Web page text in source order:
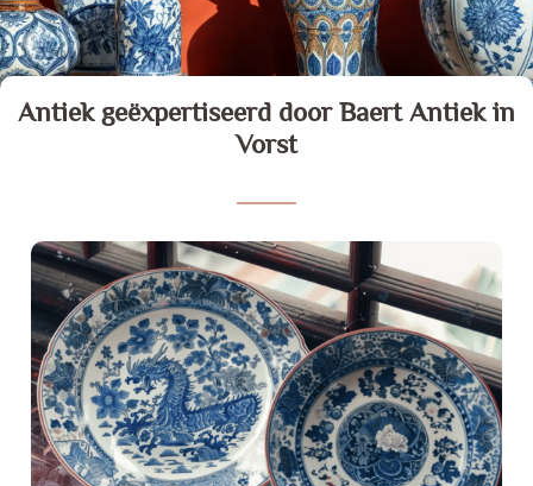
Antiek geëxpertiseerd door Baert Antiek in
Vorst